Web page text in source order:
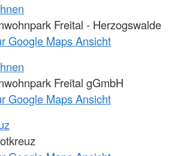
Freital - Herzogswalde
Google Maps Ansicht
Freital gGmbH
Google Maps Ansicht